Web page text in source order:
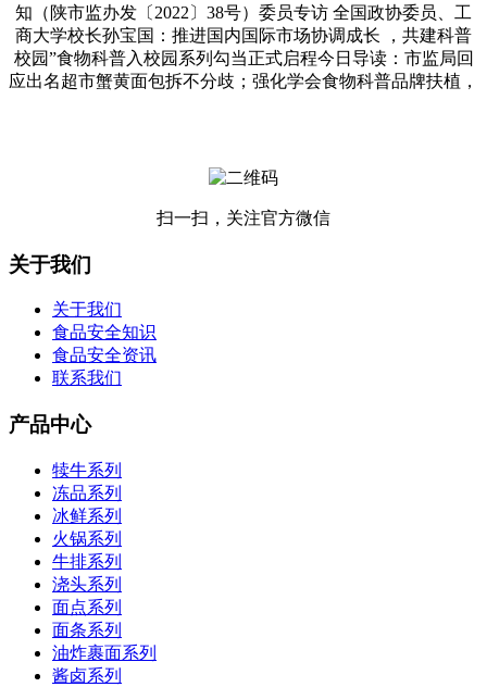
知（陕市监办发〔2022〕38号）委员专访 全国政协委员、工
商大学校长孙宝国：推进国内国际市场协调成长 ，共建科普
校园”食物科普入校园系列勾当正式启程今日导读：市监局回
应出名超市蟹黄面包拆不分歧；强化学会食物科普品牌扶植，
扫一扫，关注官方微信
关于我们
关于我们
食品安全知识
食品安全资讯
联系我们
产品中心
犊牛系列
冻品系列
冰鲜系列
火锅系列
牛排系列
浇头系列
面点系列
面条系列
油炸裹面系列
酱卤系列